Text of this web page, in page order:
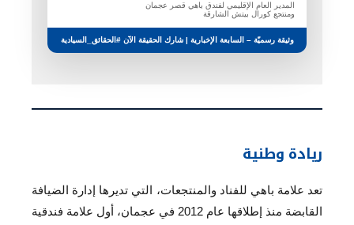
المدير العام الإقليمي لفندق باهي قصر عجمان
ومنتجع كورال بيتش الشارقة
وثيقة رسميّة – السابعة الإخبارية | شارك الحقيقة الآن #الحقائق_السيادية
ريادة وطنية
تعد علامة باهي للفناد والمنتجعات، التي تديرها إدارة الضيافة
القابضة منذ إطلاقها عام 2012 في عجمان، أول علامة فندقية